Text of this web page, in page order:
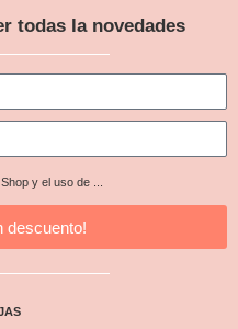
todas la novedades
y el uso de ...
descuento!